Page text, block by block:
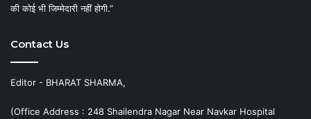
की कोई भी जिम्मेदारी नहीं होगी.”
Contact Us
Editor - BHARAT SHARMA,
(Office Address : 248 Shailendra Nagar Near Navkar Hospital